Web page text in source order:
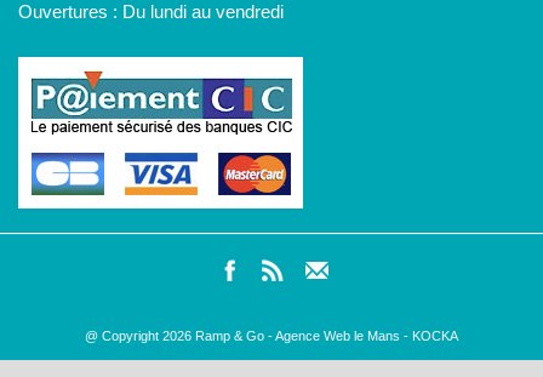
Ouvertures : Du lundi au vendredi
@ Copyright 2026 Ramp & Go -Agence Web le Mans - KOCKA